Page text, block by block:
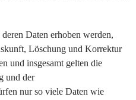
Daten erhoben werden,
Löschung und Korrektur
und insgesamt gelten die
und der
nur so viele Daten wie